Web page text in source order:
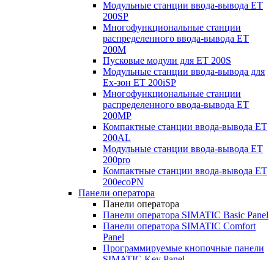
Модульные станции ввода-вывода ET
200SP
Многофункциональные станции
распределенного ввода-вывода ET
200M
Пусковые модули для ET 200S
Модульные станции ввода-вывода для
Ex-зон ET 200iSP
Многофункциональные станции
распределенного ввода-вывода ET
200MP
Компактные станции ввода-вывода ET
200AL
Модульные станции ввода-вывода ET
200pro
Компактные станции ввода-вывода ET
200ecoPN
Панели оператора
Панели оператора
Панели оператора SIMATIC Basic Panel
Панели оператора SIMATIC Comfort
Panel
Программируемые кнопочные панели